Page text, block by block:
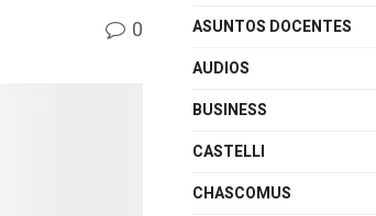
0
ASUNTOS DOCENTES
AUDIOS
BUSINESS
CASTELLI
CHASCOMUS